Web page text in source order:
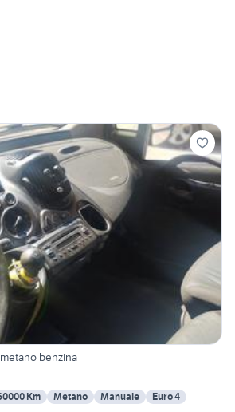
auto usata fiat multipla metano benzina
Km Metano Manuale
Euro 4